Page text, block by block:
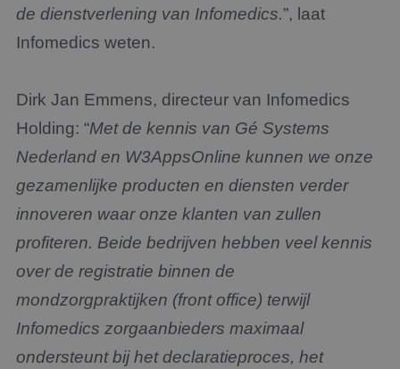
de dienstverlening van Infomedics.”, laat
Infomedics weten.
Dirk Jan Emmens, directeur van Infomedics
Holding: “Met de kennis van Gé Systems
Nederland en W3AppsOnline kunnen we onze
gezamenlijke producten en diensten verder
innoveren waar onze klanten van zullen
profiteren. Beide bedrijven hebben veel kennis
over de registratie binnen de
mondzorgpraktijken (front office) terwijl
Infomedics zorgaanbieders maximaal
ondersteunt bij het declaratieproces, het